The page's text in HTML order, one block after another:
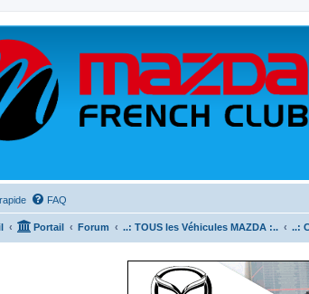
FAQ
Portail Forum ..: TOUS les Véhicules MAZDA :.. ..: